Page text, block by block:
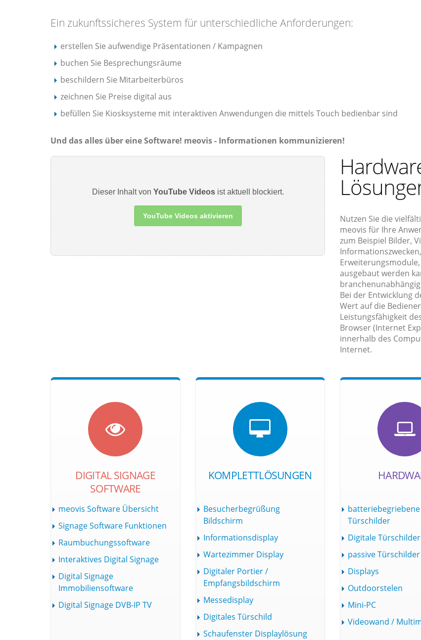
Ein zukunftssicheres System für unterschiedliche Anforderungen:
erstellen Sie aufwendige Präsentationen / Kampagnen
buchen Sie Besprechungsräume
beschildern Sie Mitarbeiterbüros
zeichnen Sie Preise digital aus
befüllen Sie Kiosksysteme mit interaktiven Anwendungen die mittels Touch bedienbar sind
Und das alles über eine Software! meovis - Informationen kommunizieren!
Dieser Inhalt von YouTube Videosist aktuell blockiert.
YouTube Videos aktivieren
Nutzen Sie die
meovis für Ihre
zum Beispiel Bilder,
ausgebaut werden
Bei der Entwicklung
Wert auf die
Leistungsfähigkeit
Browser (Internet
innerhalb des
Internet.
DIGITAL SIGNAGE
SOFTWARE
meovis Software Übersicht
Signage Software Funktionen
Raumbuchungssoftware
Interaktives Digital Signage
Digital Signage
Immobiliensoftware
Digital Signage DVB-IP TV
KOMPLETTLÖSUNGEN
Besucherbegrüßung
Bildschirm
Informationsdisplay
Wartezimmer Display
Digitaler Portier /
Empfangsbildschirm
Messedisplay
Digitales Türschild
Schaufenster Displaylösung
batteriebegriebene
Türschilder
Digitale Türschilder
passive Türschilder
Displays
Outdoorstelen
Mini-PC
Videowand /